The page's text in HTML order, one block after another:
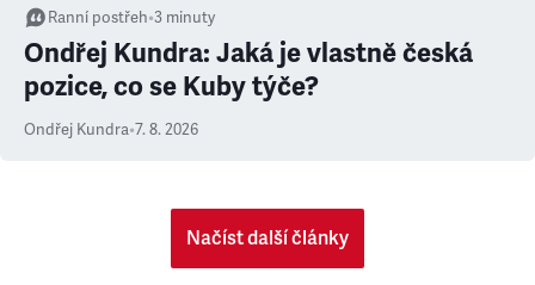
Ranní postřeh•3 minuty
Ondřej Kundra: Jaká je vlastně česká
pozice, co se Kuby týče?
Ondřej Kundra•7. 8. 2026
Načíst další články